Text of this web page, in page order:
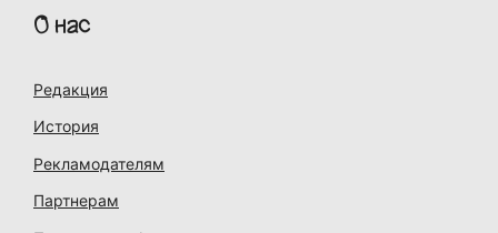
О нас
Редакция
История
Рекламодателям
Партнерам